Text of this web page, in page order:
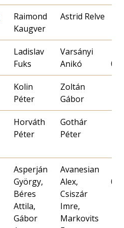
Raimond
Kaugver
Astrid Relve
Ladislav
Fuks
Varsányi
Anikó
01.
Kolin
Péter
Zoltán
Gábor
Horváth
Péter
Gothár
Péter
Asperján
György,
Béres
Attila,
Gábor
Avanesian
Alex,
Csiszár
Imre,
Markovits
04.